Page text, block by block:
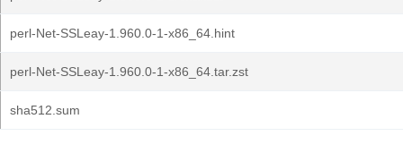
perl-Net-SSLeay-1.960.0-1-x86_64.hint
perl-Net-SSLeay-1.960.0-1-x86_64.tar.zst
sha512.sum